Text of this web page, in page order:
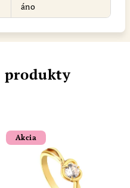
áno
produkty
Akcia